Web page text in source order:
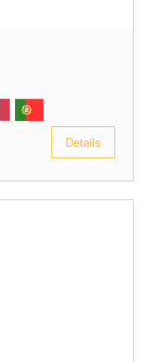
Details